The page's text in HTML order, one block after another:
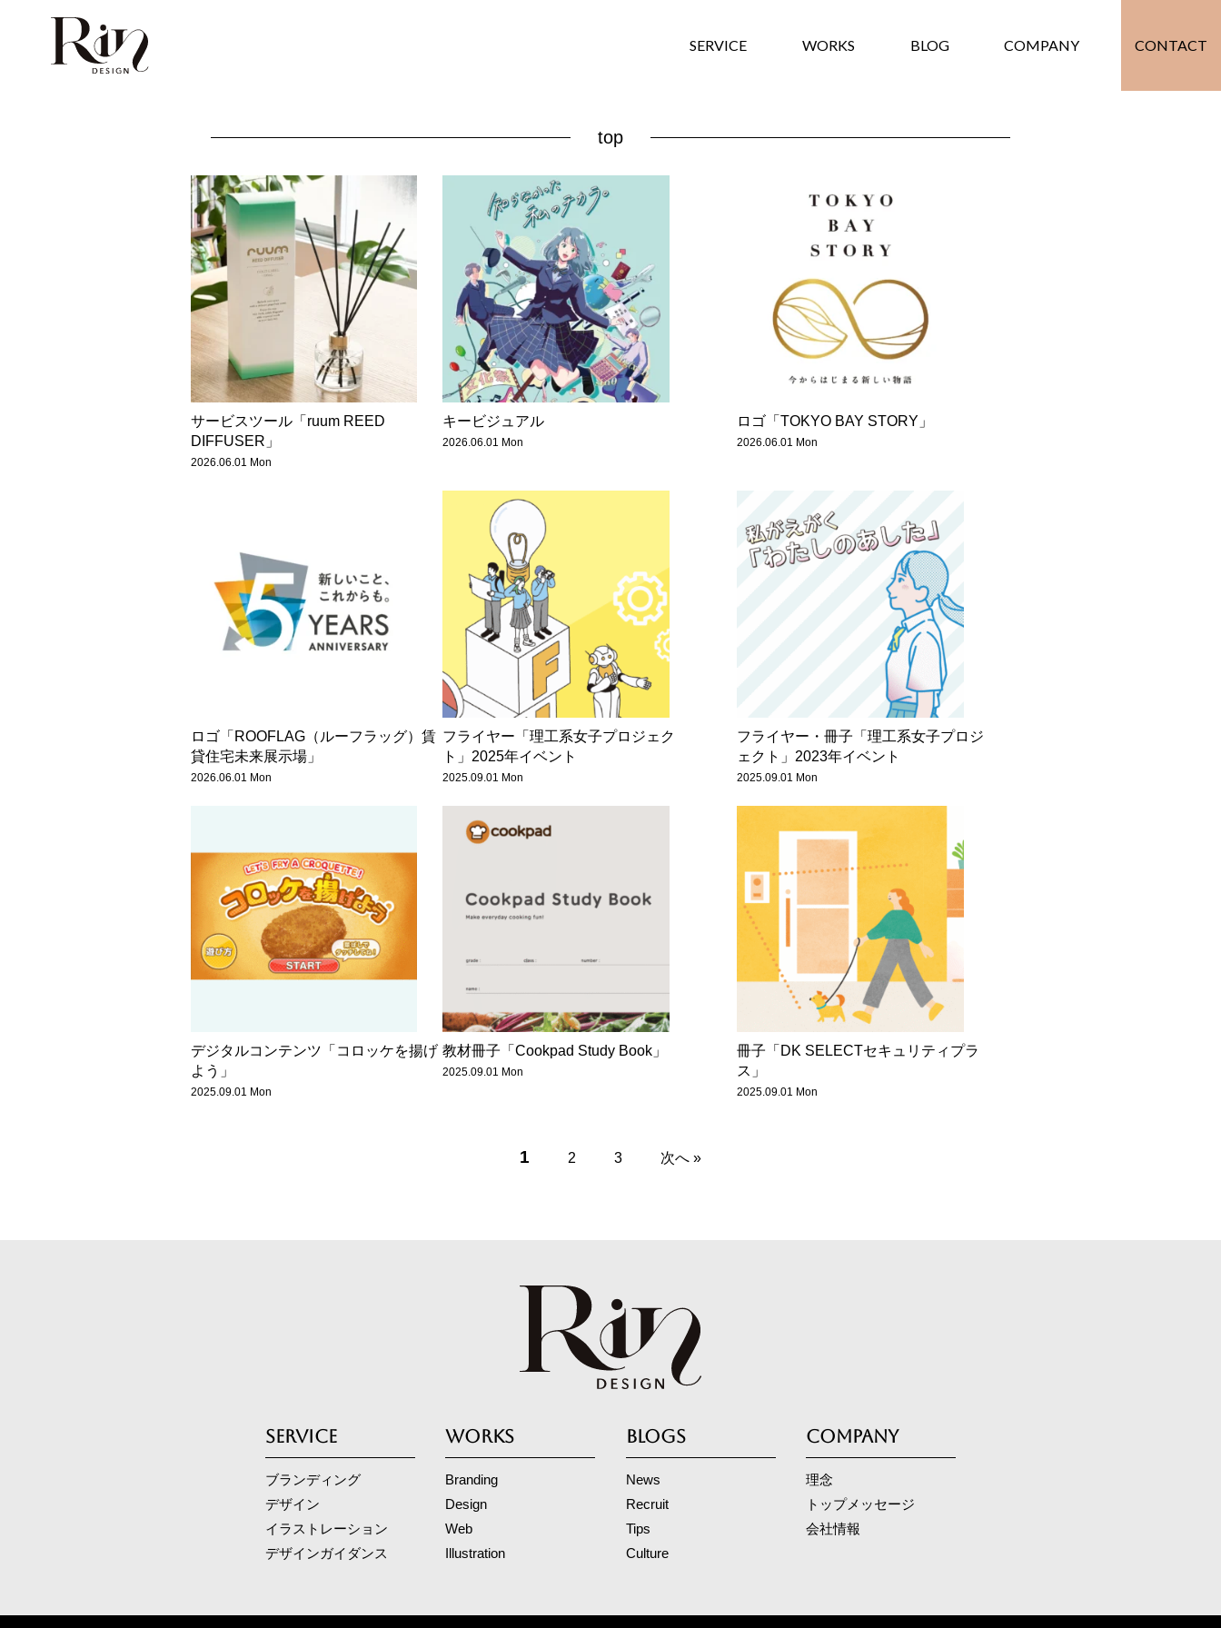
SERVICE WORKS BLOG COMPANY CONTACT
top
サービスツール「ruum REED
DIFFUSER」
2026.06.01 Mon
キービジュアル
2026.06.01 Mon
ロゴ「TOKYO BAY STORY」
2026.06.01 Mon
ロゴ「ROOFLAG（ルーフラッグ）賃
貸住宅未来展示場」
2026.06.01 Mon
フライヤー「理工系女子プロジェク
ト」2025年イベント
2025.09.01 Mon
フライヤー・冊子「理工系女子プロジ
ェクト」2023年イベント
2025.09.01 Mon
デジタルコンテンツ「コロッケを揚げ
よう」
2025.09.01 Mon
教材冊子「Cookpad Study Book」
2025.09.01 Mon
冊子「DK SELECTセキュリティプラ
ス」
2025.09.01 Mon
1 2 3 次へ »
SERVICE
ブランディング
デザイン
イラストレーション
デザインガイダンス
WORKS
Branding
Design
Web
Illustration
BLOGS
News
Recruit
Tips
Culture
COMPANY
理念
トップメッセージ
会社情報